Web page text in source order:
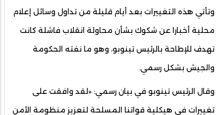
وتأتي هذه التغييرات بعد أيام قليلة من تداول وسائل إعلام
محلية أخبارا عن شكوك بشأن محاولة انقلاب فاشلة كانت
تهدف للإطاحة بالرئيس تينوبو، وهو ما نفته الحكومة
والجيش بشكل رسمي.
وقال الرئيس تينوبو في بيان رسمي: «لقد وافقت على
تغييرات في هيكلية قواتنا المسلحة لتعزيز منظومة الأمن